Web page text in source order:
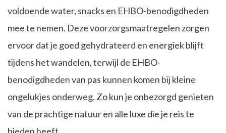
voldoende water, snacks en EHBO-benodigdheden
mee te nemen. Deze voorzorgsmaatregelen zorgen
ervoor dat je goed gehydrateerd en energiek blijft
tijdens het wandelen, terwijl de EHBO-
benodigdheden van pas kunnen komen bij kleine
ongelukjes onderweg. Zo kun je onbezorgd genieten
van de prachtige natuur en alle luxe die je reis te